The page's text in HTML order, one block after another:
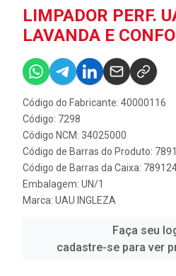
LIMPADOR PERF.
LAVANDA E
Código do Fabricante: 40000116
Código: 7298
Código NCM: 34025000
Código de Barras do Produto:
Código de Barras da Caixa:
Embalagem: UN/1
Marca: UAU INGLEZA
Faça seu
cadastre-se para ver